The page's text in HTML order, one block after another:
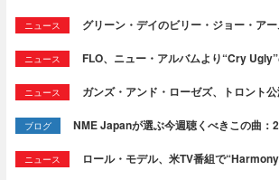
ニュース グリーン・デイのビリー・ジョー・ア
ニュース FLO、ニュー・アルバムより“Cry
ニュース ガンズ・アンド・ローゼズ、トロント
ブログ NME Japanが選ぶ今週聴くべきこの曲：
ニュース ロール・モデル、米TV番組で